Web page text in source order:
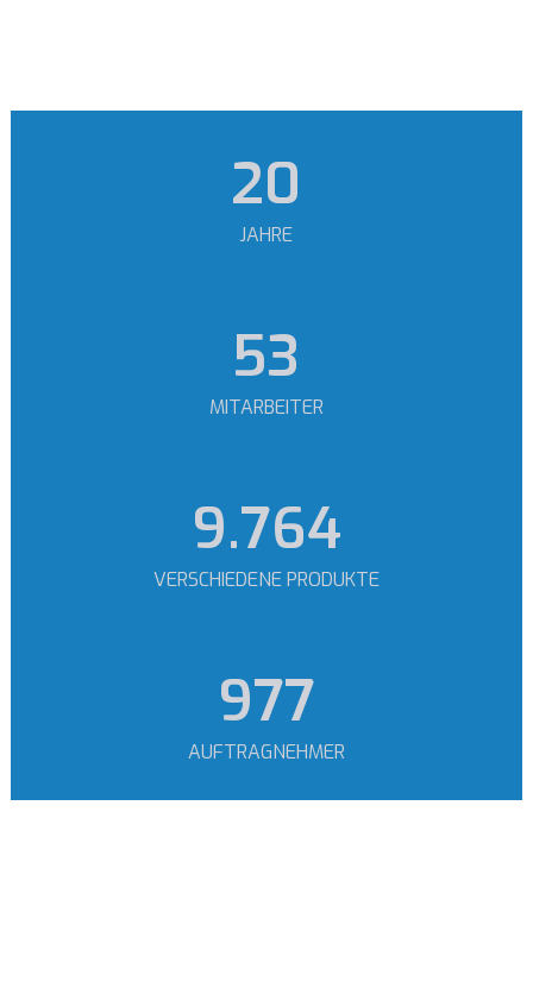
24
JAHRE
63
MITARBEITER
11.739
VERSCHIEDENE PRODUKTE
1.174
AUFTRAGNEHMER